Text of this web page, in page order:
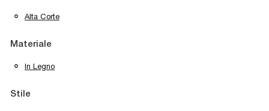
Alta Corte
Materiale
In Legno
Stile